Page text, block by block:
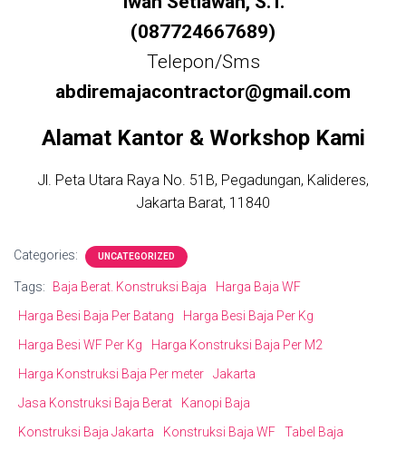
(087724667689)
Telepon/Sms
abdiremajacontractor@gmail.com
Alamat Kantor & Workshop Kami
Jl. Peta Utara Raya No. 51B, Pegadungan, Kalideres,
Jakarta Barat, 11840
Categories: UNCATEGORIZED
Tags: Baja Berat. Konstruksi Baja
Harga Baja WF
Harga Besi Baja Per Batang
Harga Besi Baja Per Kg
Harga Besi WF Per Kg
Harga Konstruksi Baja Per M2
Harga Konstruksi Baja Per meter
Jakarta
Jasa Konstruksi Baja Berat
Kanopi Baja
Konstruksi Baja Jakarta
Konstruksi Baja WF Tabel Baja